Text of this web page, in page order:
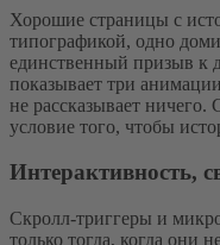
Хорошие страницы с
типографикой, одно
единственный призыв к
показывает три
не рассказывает ничего.
условие того, чтобы
Интерактивность,
Скролл-триггеры и
только тогда, когда они